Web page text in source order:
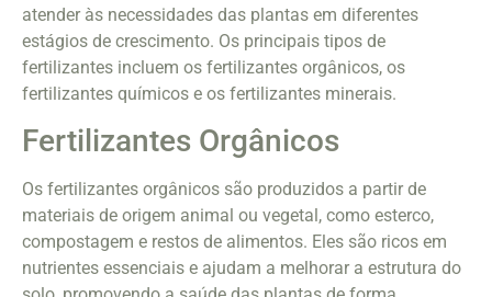
atender às necessidades das plantas em diferentes
estágios de crescimento. Os principais tipos de
fertilizantes incluem os fertilizantes orgânicos, os
fertilizantes químicos e os fertilizantes minerais.
Fertilizantes Orgânicos
Os fertilizantes orgânicos são produzidos a partir de
materiais de origem animal ou vegetal, como esterco,
compostagem e restos de alimentos. Eles são ricos em
nutrientes essenciais e ajudam a melhorar a estrutura do